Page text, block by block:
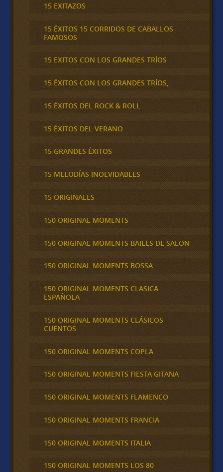
15 EXITAZOS
15 ÉXITOS 15 CORRIDOS DE CABALLOS
FAMOSOS
15 EXITOS CON LOS GRANDES TRÍOS
15 ÉXITOS CON LOS GRANDES TRÍOS,
15 ÉXITOS DEL ROCK & ROLL
15 ÉXITOS DEL VERANO
15 GRANDES ÉXITOS
15 MELODÍAS INOLVIDABLES
15 ORIGINALES
150 ORIGINAL MOMENTS
150 ORIGINAL MOMENTS BAILES DE SALON
150 ORIGINAL MOMENTS BOSSA
150 ORIGINAL MOMENTS CLASICA
ESPAÑOLA
150 ORIGINAL MOMENTS CLÁSICOS
CUENTOS
150 ORIGINAL MOMENTS COPLA
150 ORIGINAL MOMENTS FIESTA GITANA
150 ORIGINAL MOMENTS FLAMENCO
150 ORIGINAL MOMENTS FRANCIA
150 ORIGINAL MOMENTS ITALIA
150 ORIGINAL MOMENTS LOS 80